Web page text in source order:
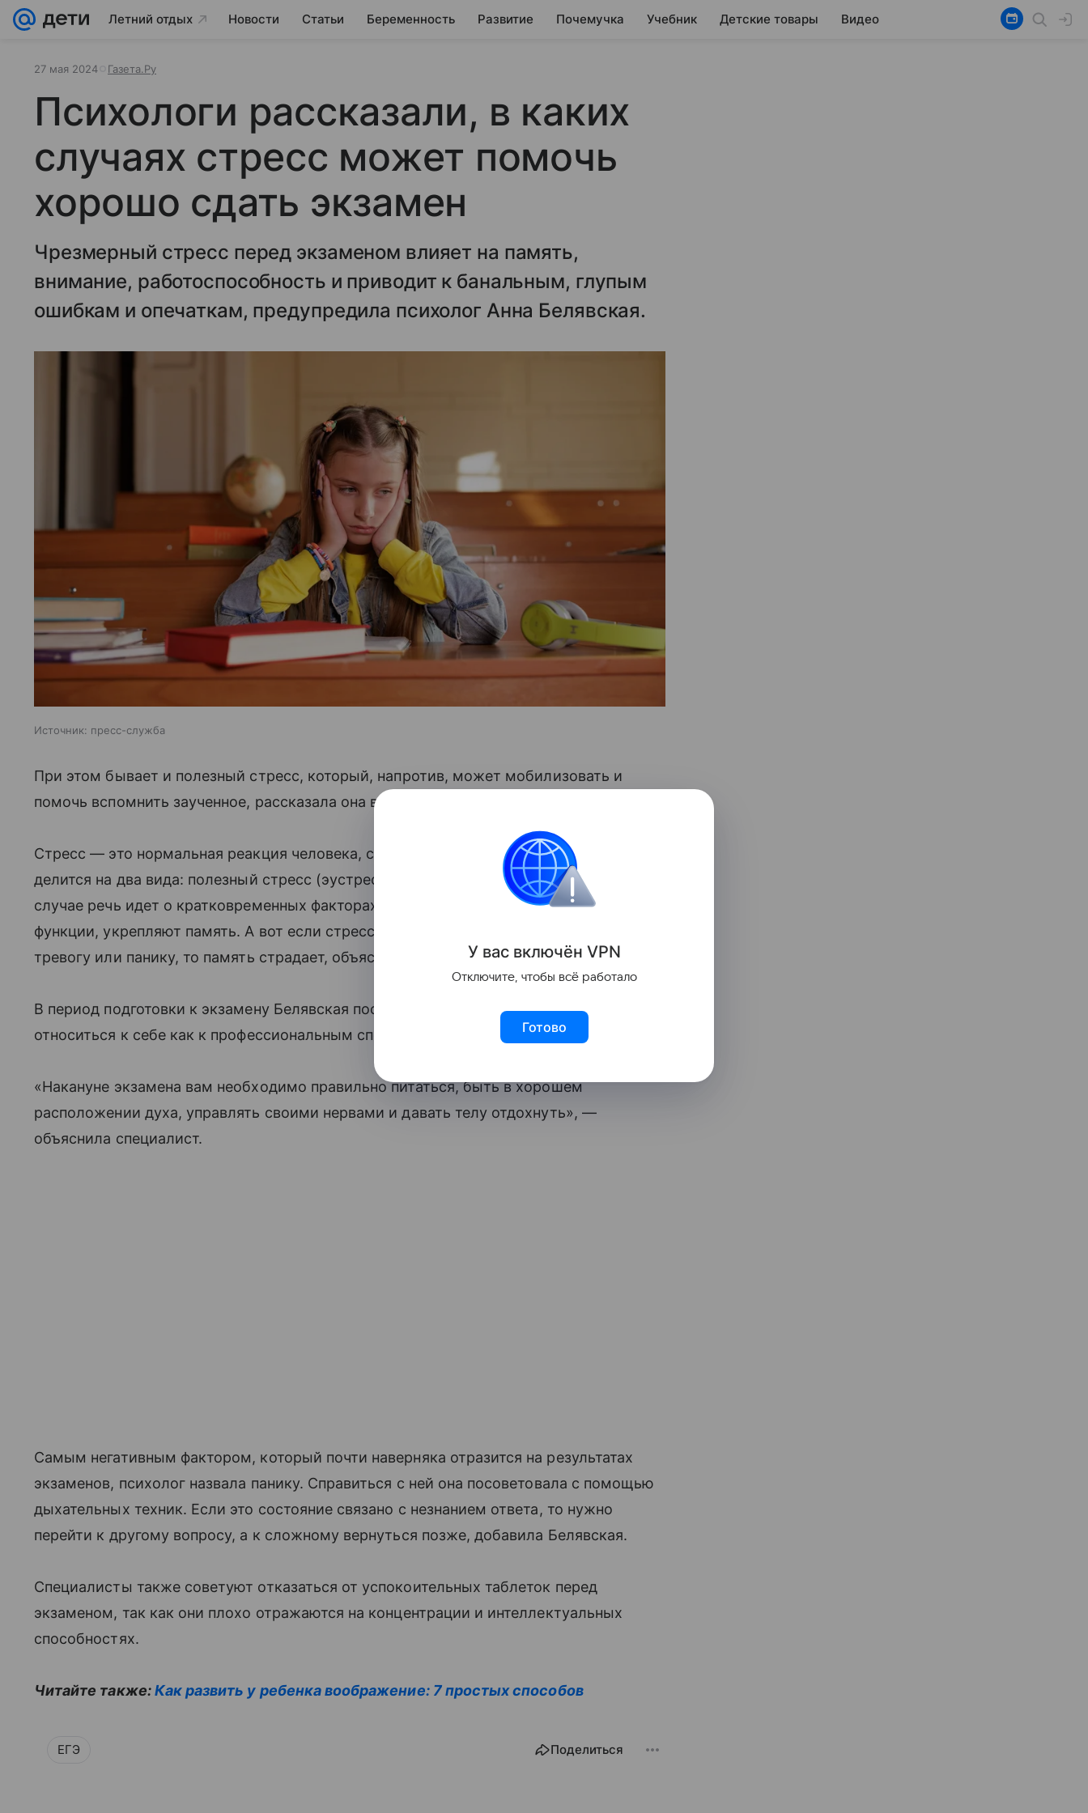
Летний отдых Новости Статьи Беременность Развитие Почемучка Учебник Детские товары Видео
27 мая 2024 Газета.Ру
Психологи рассказали, в каких
случаях стресс может помочь
хорошо сдать экзамен
Чрезмерный стресс перед экзаменом влияет на память,
внимание, работоспособность и приводит к банальным, глупым
ошибкам и опечаткам, предупредила психолог Анна Белявская.
Источник: пресс-служба
При этом бывает и полезный стресс, который, напротив, может мобилизовать и
помочь вспомнить заученное, рассказала она в беседе с 360.ru.
Стресс — это нормальная реакция человека, с ним не всегда нужно бороться. Он
делится на два вида: полезный стресс (эустресс) и вредный (дистресс). В первом
случае речь идет о кратковременных факторах, которые улучшают когнитивные
функции, укрепляют память. А вот если стресс длится долгое время, перерастая в
тревогу или панику, то память страдает, объяснила психолог.
В период подготовки к экзамену Белявская посоветовала школьникам и студентам
относиться к себе как к профессиональным спортсменам.
«Накануне экзамена вам необходимо правильно питаться, быть в хорошем
расположении духа, управлять своими нервами и давать телу отдохнуть», —
объяснила специалист.
Самым негативным фактором, который почти наверняка отразится на результатах
экзаменов, психолог назвала панику. Справиться с ней она посоветовала с помощью
дыхательных техник. Если это состояние связано с незнанием ответа, то нужно
перейти к другому вопросу, а к сложному вернуться позже, добавила Белявская.
Специалисты также советуют отказаться от успокоительных таблеток перед
экзаменом, так как они плохо отражаются на концентрации и интеллектуальных
способностях.
Читайте также:Как развить у ребенка воображение: 7 простых способов
ЕГЭ Поделиться
У вас включён VPN
Отключите, чтобы всё работало
Готово